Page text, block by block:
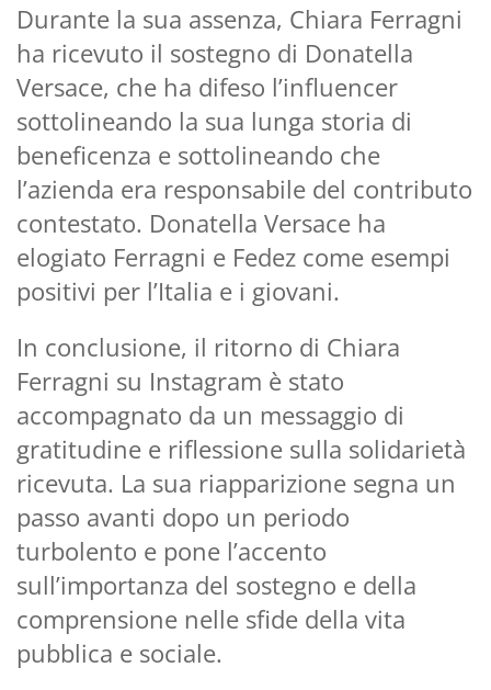
Durante la sua assenza, Chiara Ferragni
ha ricevuto il sostegno di Donatella
Versace, che ha difeso l’influencer
sottolineando la sua lunga storia di
beneficenza e sottolineando che
l’azienda era responsabile del contributo
contestato. Donatella Versace ha
elogiato Ferragni e Fedez come esempi
positivi per l’Italia e i giovani.
In conclusione, il ritorno di Chiara
Ferragni su Instagram è stato
accompagnato da un messaggio di
gratitudine e riflessione sulla solidarietà
ricevuta. La sua riapparizione segna un
passo avanti dopo un periodo
turbolento e pone l’accento
sull’importanza del sostegno e della
comprensione nelle sfide della vita
pubblica e sociale.